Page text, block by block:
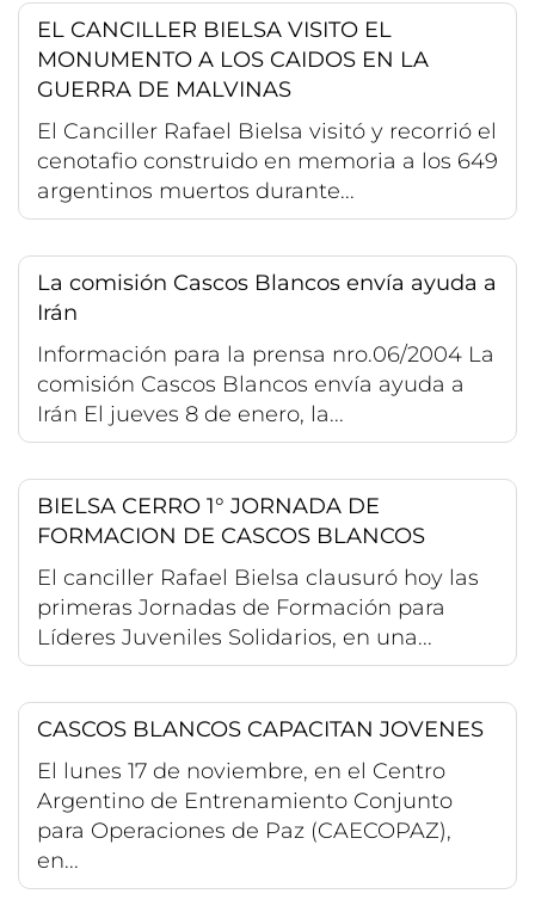
EL CANCILLER BIELSA VISITO EL
MONUMENTO A LOS CAIDOS EN LA
GUERRA DE MALVINAS
El Canciller Rafael Bielsa visitó y recorrió el
cenotafio construido en memoria a los 649
argentinos muertos durante...
La comisión Cascos Blancos envía ayuda a
Irán
Información para la prensa nro.06/2004 La
comisión Cascos Blancos envía ayuda a
Irán El jueves 8 de enero, la...
BIELSA CERRO 1° JORNADA DE
FORMACION DE CASCOS BLANCOS
El canciller Rafael Bielsa clausuró hoy las
primeras Jornadas de Formación para
Líderes Juveniles Solidarios, en una...
CASCOS BLANCOS CAPACITAN JOVENES
El lunes 17 de noviembre, en el Centro
Argentino de Entrenamiento Conjunto
para Operaciones de Paz (CAECOPAZ),
en...